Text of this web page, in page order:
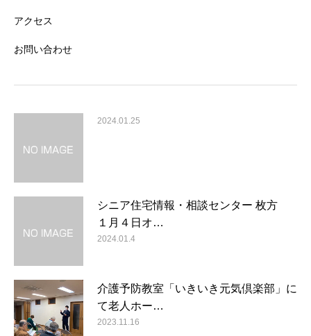
アクセス
お問い合わせ
2024.01.25
シニア住宅情報・相談センター 枚方
１月４日オ…
2024.01.4
介護予防教室「いきいき元気倶楽部」に
て老人ホー…
2023.11.16